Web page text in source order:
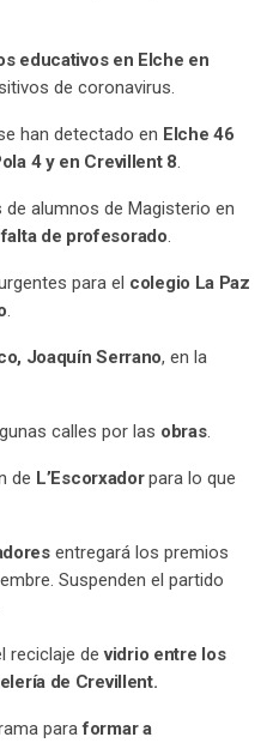
educativos en Elche en
de coronavirus.
han detectado en Elche 46
4 y en Crevillent 8
alumnos de Magisterio en
de profesorado
para el colegio La Paz
Joaquín Serrano, en la
calles por las obras.
de L’Escorxadorpara lo que
entregará los premios
Suspenden el partido
reciclaje devidrio entre los
de Crevillent.
paraformar a